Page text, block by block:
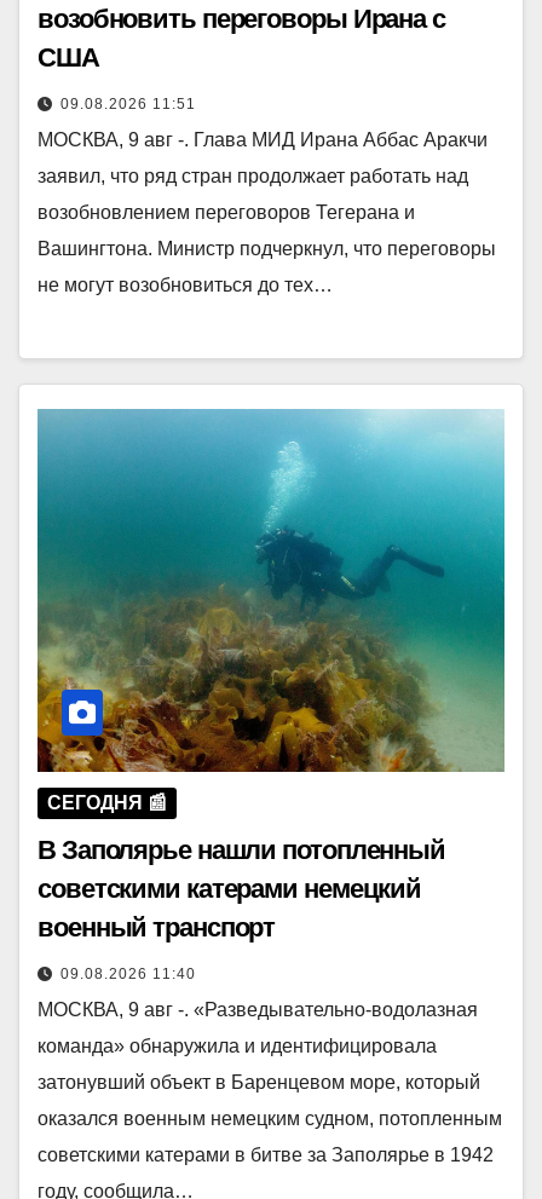
возобновить переговоры Ирана с
США
09.08.2026 11:51
МОСКВА, 9 авг -. Глава МИД Ирана Аббас Аракчи
заявил, что ряд стран продолжает работать над
возобновлением переговоров Тегерана и
Вашингтона. Министр подчеркнул, что переговоры
не могут возобновиться до тех…
СЕГОДНЯ 📰
В Заполярье нашли потопленный
советскими катерами немецкий
военный транспорт
09.08.2026 11:40
МОСКВА, 9 авг -. «Разведывательно-водолазная
команда» обнаружила и идентифицировала
затонувший объект в Баренцевом море, который
оказался военным немецким судном, потопленным
советскими катерами в битве за Заполярье в 1942
году, сообщила…